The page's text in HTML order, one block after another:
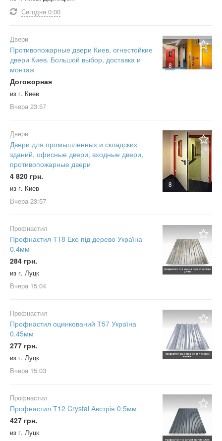
Сегодня 0:00
8
Двери
Противопожарные двери Киев, огнестойкие
двери Киев. Большой выбор, доставка и
монтаж
Договорная
из г. Киев
Вчера 23:57
8
Двери
Двери для промышленных и складских
зданий, офисные двери, входные двери,
противопожарные двери
4 820 грн.
из г. Киев
Вчера 23:57
Профнастил
Профнастил Т18 Еко під дерево Україна
0.4мм
284 грн.
из г. Луцк
Вчера 15:04
Профнастил
Профнастил оцинкований Т57 Україна
0.45мм
277 грн.
из г. Луцк
Вчера 15:03
Профнастил
Профнастил Т12 Crystal Австрія 0.5мм
427 грн.
из г. Луцк